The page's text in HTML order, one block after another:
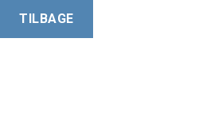
TILBAGE